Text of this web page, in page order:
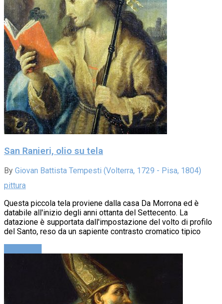
San Ranieri, olio su tela
By Giovan Battista Tempesti (Volterra, 1729 - Pisa, 1804)
pittura
Questa piccola tela proviene dalla casa Da Morrona ed è
databile all'inizio degli anni ottanta del Settecento. La
datazione è supportata dall'impostazione del volto di profilo
del Santo, reso da un sapiente contrasto cromatico tipico